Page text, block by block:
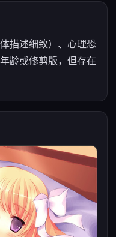
描述细致）、心理恐
龄或修剪版，但存在